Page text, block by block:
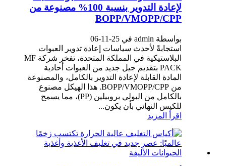
لإعادة التدوير بنسبة 100% مصنوعة من
BOPP/VMOPP/CPP
بواسطة admin في 25-11-06
استجابةً لأحدث سياسات إعادة تدوير العبوات
البلاستيكية في المملكة المتحدة، تفخر شركة MF
PACK بتقديم جيل جديد من العبوات أحادية
المادة القابلة لإعادة التدوير بالكامل، والمصنوعة
من BOPP/VMOPP/CPP. هذا الهيكل مصنوع
بالكامل من البولي بروبيلين (PP)، مما يسمح
للكيس النهائي بأن يكون...
اقرأ المزيد